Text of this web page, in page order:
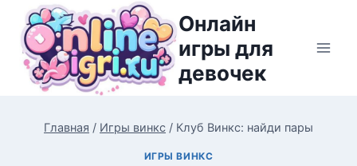
Перейти
содержимому
Онлайн
игры для
девочек
Главная / Игры винкс / Клуб Винкс: найди пары
ИГРЫ ВИНКС